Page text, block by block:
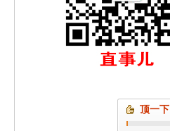
顶一下